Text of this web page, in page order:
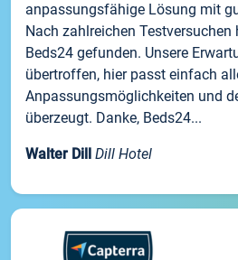
anpassungsfähige Lösung mit
Nach zahlreichen
Beds24 gefunden. Unsere
übertroffen, hier passt einfach
Anpassungsmöglichkeiten und
überzeugt. Danke, Beds24...
Walter Dill Dill Hotel